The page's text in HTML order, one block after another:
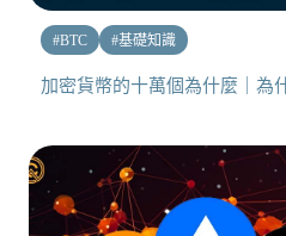
#BTC #基礎知識
加密貨幣的十萬個為什麼｜為